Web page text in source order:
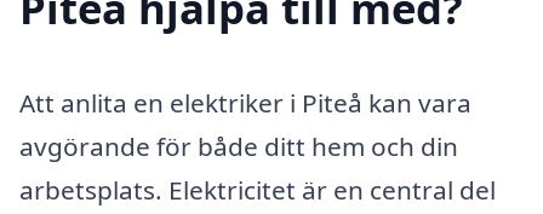
Att anlita en elektriker i Piteå kan vara
avgörande för både ditt hem och din
arbetsplats. Elektricitet är en central del